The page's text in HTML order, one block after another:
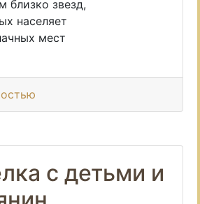
близко звезд,
населяет
мест
с детьми и